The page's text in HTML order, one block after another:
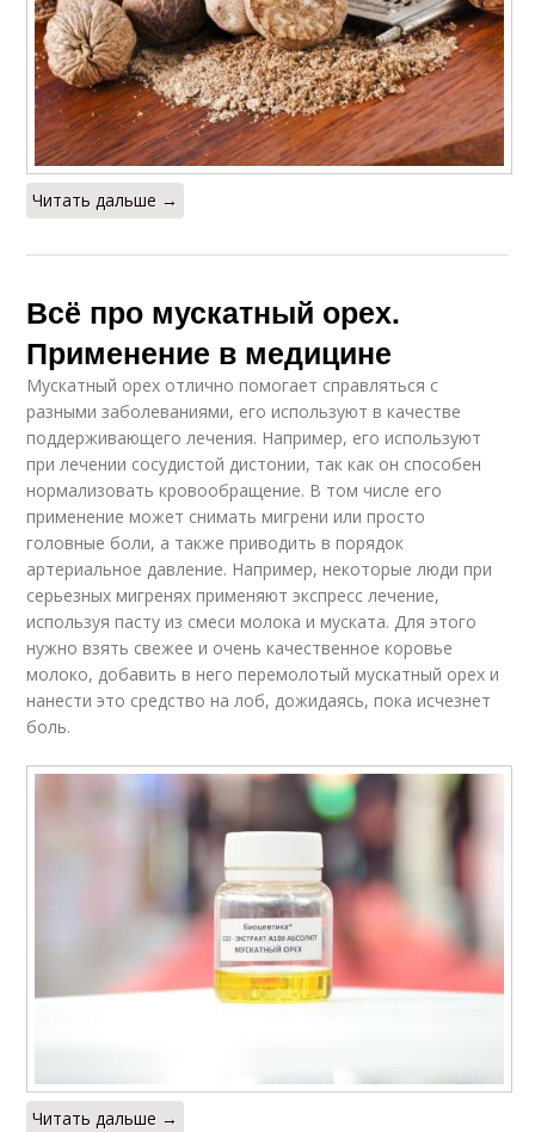
Читать дальше →
Всё про мускатный орех.
Применение в медицине
Мускатный орех отлично помогает справляться с
разными заболеваниями, его используют в качестве
поддерживающего лечения. Например, его используют
при лечении сосудистой дистонии, так как он способен
нормализовать кровообращение. В том числе его
применение может снимать мигрени или просто
головные боли, а также приводить в порядок
артериальное давление. Например, некоторые люди при
серьезных мигренях применяют экспресс лечение,
используя пасту из смеси молока и муската. Для этого
нужно взять свежее и очень качественное коровье
молоко, добавить в него перемолотый мускатный орех и
нанести это средство на лоб, дожидаясь, пока исчезнет
боль.
Читать дальше →